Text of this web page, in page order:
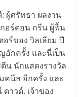
ผู้ศรัทธา ผลงาน
อร์ดอน กรีน ผู้ฟื้น
ร์ของ วิลเลียม ปี
อักครั้ง และนี่เป็น
น นักแสดงรางวัล
คนีล อีกครั้ง และ
าวด์, เจ้าของ